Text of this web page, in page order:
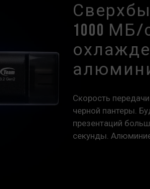
1000
Скорость
черной пантеры.
презентаций
секунды.